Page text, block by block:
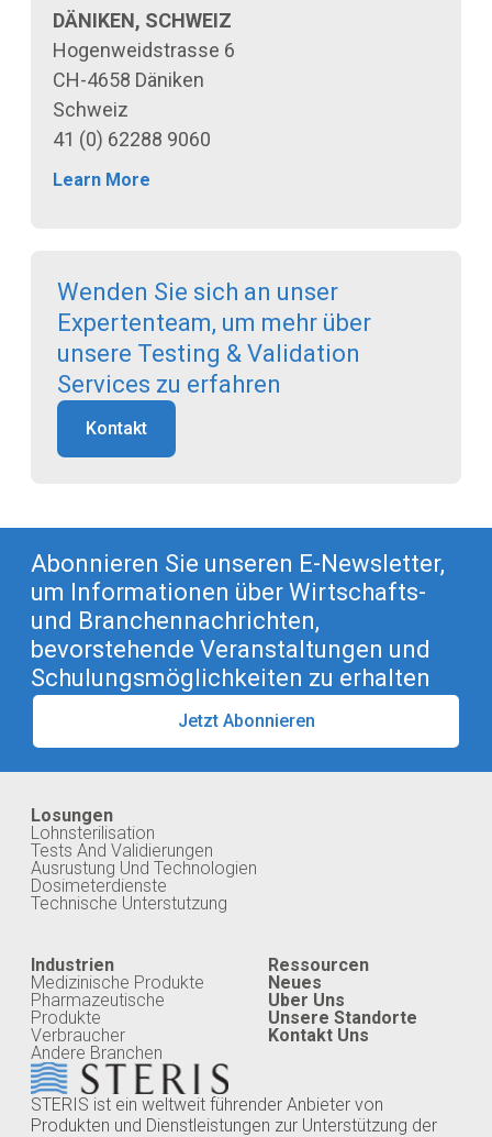
Wenden Sie sich an unser
Expertenteam, um mehr über
unsere Testing & Validation
Services zu erfahren
Kontakt
DÄNIKEN, SCHWEIZ
Hogenweidstrasse 6
CH-4658 Däniken
Schweiz
41 (0) 62288 9060
Learn More
Abonnieren Sie unseren E-Newsletter,
um Informationen über Wirtschafts-
und Branchennachrichten,
bevorstehende Veranstaltungen und
Schulungsmöglichkeiten zu erhalten
Jetzt Abonnieren
STERIS ist ein weltweit führender Anbieter von
Produkten und Dienstleistungen zur Unterstützung der
Losungen
Lohnsterilisation
Tests And Validierungen
Ausrustung Und Technologien
Dosimeterdienste
Technische Unterstutzung
Industrien
Medizinische Produkte
Pharmazeutische
Produkte
Verbraucher
Andere Branchen
Ressourcen
Neues
Uber Uns
Unsere Standorte
Kontakt Uns